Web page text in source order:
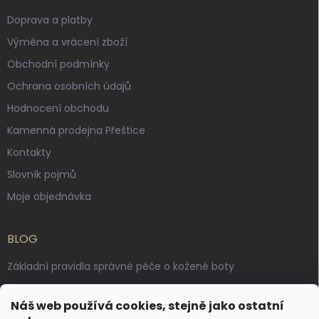
Náš web používá cookies, stejně jako ostatní
Doprava a platby
Výměna a vrácení zboží
Obchodní podmínky
Ochrana osobních údajů
Hodnocení obchodu
Kamenná prodejna Přeštice
Kontakty
Slovník pojmů
Moje objednávka
BLOG
Základní pravidla správné péče o kožené boty
Výroba českých kožených opasků: vůně pravé kůže, dotek